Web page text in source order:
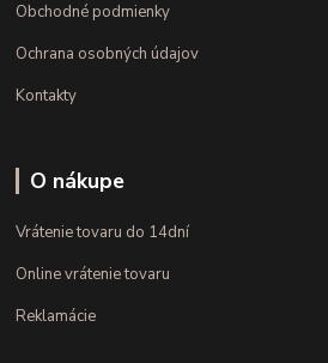
Obchodné podmienky
Ochrana osobných údajov
Kontakty
O nákupe
Vrátenie tovaru do 14dní
Online vrátenie tovaru
Reklamácie